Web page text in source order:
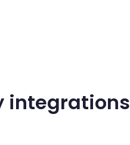
integrations